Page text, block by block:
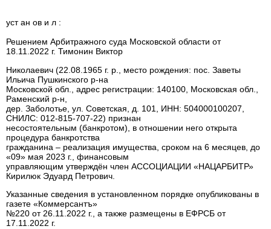
уст ан ов и л :
Решением Арбитражного суда Московской области от
18.11.2022 г. Тимонин Виктор
Николаевич (22.08.1965 г. р., место рождения: пос. Заветы
Ильича Пушкинского р-на
Московской обл., адрес регистрации: 140100, Московская обл.,
Раменский р-н,
дер. Заболотье, ул. Советская, д. 101, ИНН: 504000100207,
СНИЛС: 012-815-707-22) признан
несостоятельным (банкротом), в отношении него открыта
процедура банкротства
гражданина – реализация имущества, сроком на 6 месяцев, до
«09» мая 2023 г., финансовым
управляющим утверждён член АССОЦИАЦИИ «НАЦАРБИТР»
Кирилюк Эдуард Петрович.
Указанные сведения в установленном порядке опубликованы в
газете «Коммерсантъ»
№220 от 26.11.2022 г., а также размещены в ЕФРСБ от
17.11.2022 г.